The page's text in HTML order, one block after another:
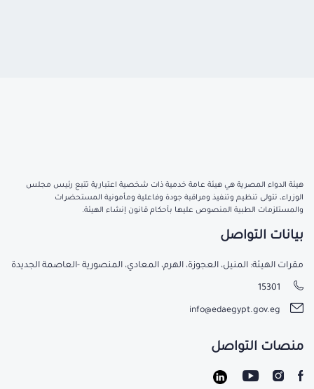
هيئة الدواء المصرية هي هيئة عامة خدمية ذات شخصية اعتبارية تتبع رئيس مجلس
الوزراء، تتولى تنظيم وتنفيذ ومراقبة جودة وفاعلية ومأمونية المستحضرات
والمستلزمات الطبية المنصوص عليها بأحكام قانون إنشاء الهيئة.
بيانات التواصل
مقرات الهيئة: المنيل، العجوزة، الهرم، المعادي، المنصورية -العاصمة الجديدة
15301
info@edaegypt.gov.eg
منصات التواصل